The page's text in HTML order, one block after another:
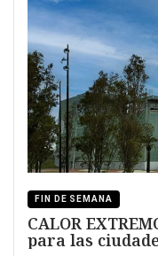
FIN DE SEMANA
CALOR
para las